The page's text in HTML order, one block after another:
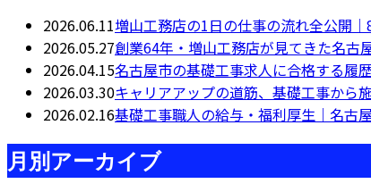
2026.06.11増山工務店の1日の仕事の流れ全公開
2026.05.27創業64年・増山工務店が見てきた名古
2026.04.15名古屋市の基礎工事求人に合格する履
2026.03.30キャリアアップの道筋、基礎工事から
2026.02.16基礎工事職人の給与・福利厚生｜名古
月別アーカイブ